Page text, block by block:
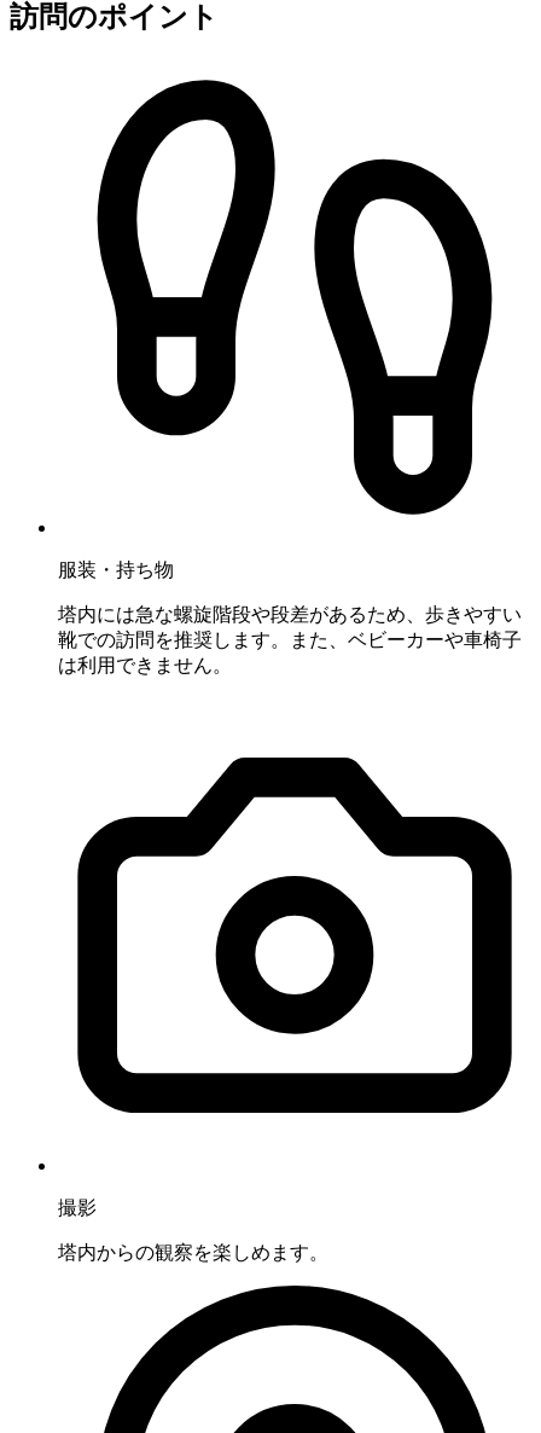
訪問のポイント
服装・持ち物
塔内には急な螺旋階段や段差があるため、歩きやすい
靴での訪問を推奨します。また、ベビーカーや車椅子
は利用できません。
撮影
塔内からの観察を楽しめます。